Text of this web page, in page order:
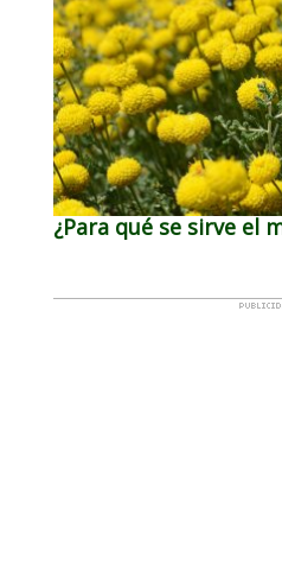
¿Para qué se sirve el